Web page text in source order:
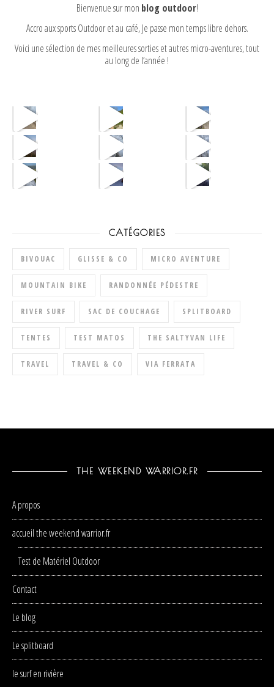
Bienvenue sur mon blog outdoor!
Accro aux sports Outdoor et au café, Je passe mon temps libre dehors.
Voici une sélection de mes meilleures sorties et autres micro-aventures, tout
au long de l’année !
CATÉGORIES
BIVOUAC GLISSE & CO MICRO AVENTURE
MOUNTAIN BIKE RANDONNÉE PÉDESTRE
RIVER SURF SAC DE COUCHAGE SPLITBOARD
TENTES TEST MATOS THE SALTYVAN LIFE
TRAVEL TRAVEL & CO VIA FERRATA
THE WEEKEND WARRIOR.FR
A propos
accueil the weekend warrior.fr
Test de Matériel Outdoor
Contact
Le blog
Le splitboard
le surf en rivière